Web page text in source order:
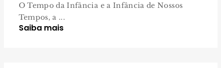
O Tempo da Infância e a Infância de Nossos
Tempos, a ...
Saiba mais